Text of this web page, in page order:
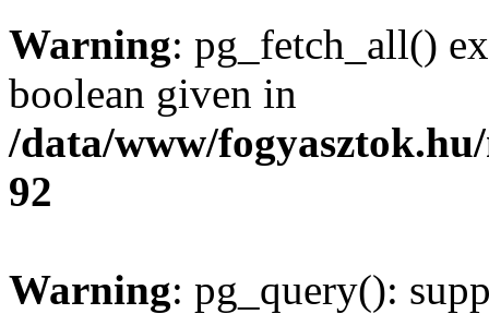
Warning: pg_fetch_all()
boolean given in
/data/www/
92
Warning: pg_query():